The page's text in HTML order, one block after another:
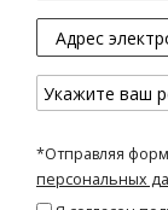
*Отправляя
персональных